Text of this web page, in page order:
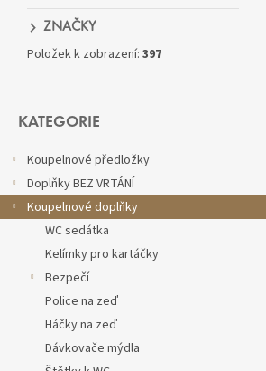
ZNAČKY
Položek k zobrazení: 397
kategorie
KATEGORIE
Koupelnové předložky
Doplňky BEZ VRTÁNÍ
Koupelnové doplňky
WC sedátka
Kelímky pro kartáčky
Bezpečí
Police na zeď
Háčky na zeď
Dávkovače mýdla